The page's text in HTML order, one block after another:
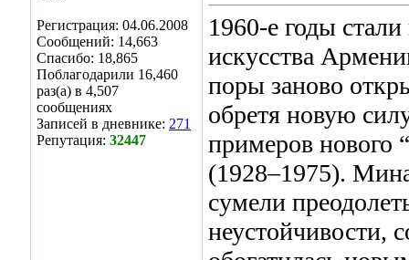
Регистрация: 04.06.2008
Сообщений: 14,663
Спасибо: 18,865
Поблагодарили 16,460
раз(а) в 4,507
сообщениях
Записей в дневнике: 271
Репутация: 32447
1960-е годы
искусства
поры заново
обретя новую
примеров нового
(1928–1975).
сумели
неустойчивости,